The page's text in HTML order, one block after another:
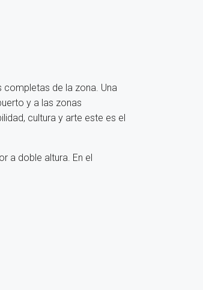
de la zona. Una
y a las zonas
cultura y arte este es el
a doble altura. En el